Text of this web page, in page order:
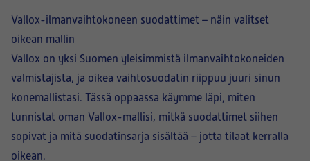
Vallox-ilmanvaihtokoneen suodattimet – näin valitset
oikean mallin
Vallox on yksi Suomen yleisimmistä ilmanvaihtokoneiden
valmistajista, ja oikea vaihtosuodatin riippuu juuri sinun
konemallistasi. Tässä oppaassa käymme läpi, miten
tunnistat oman Vallox-mallisi, mitkä suodattimet siihen
sopivat ja mitä suodatinsarja sisältää – jotta tilaat kerralla
oikean.